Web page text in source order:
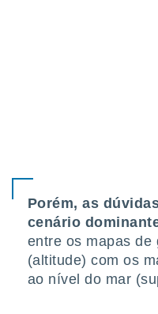
da
de dados
Porém, as
cenário
entre os mapas de
(altitude) com os
ao nível do mar